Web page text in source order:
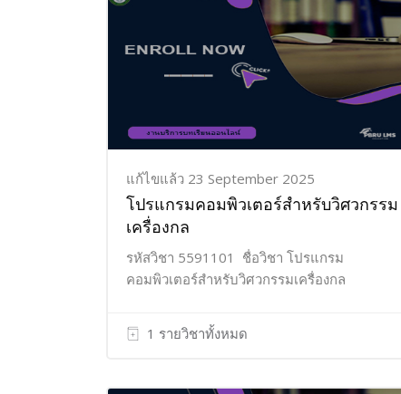
แก้ไขแล้ว 23 September 2025
โปรแกรมคอมพิวเตอร์สำหรับวิศวกรรม
เครื่องกล
รหัสวิชา 5591101 ชื่อวิชา โปรแกรม
คอมพิวเตอร์สำหรับวิศวกรรมเครื่องกล
1 รายวิชาทั้งหมด